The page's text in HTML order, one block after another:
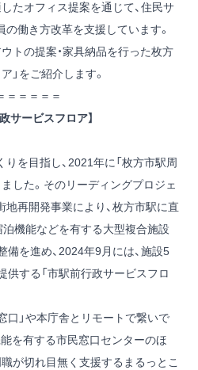
たオフィス提案を通じて、住民サ
働き方改革を支援しています。
トの提案・家具納品を行った枚方
」をご紹介します。
＝＝＝＝＝
サービスフロア】
を目指し、2021年に「枚方市駅周
した。そのリーディングプロジェ
再開発事業により、枚方市駅に直
泊機能などを有する大型複合施設
備を進め、2024年9月には、施設5
供する「市駅前行政サービスフロ
口」や本庁舎とリモートで繋いで
を有する市民窓口センターのほ
が切れ目無く支援するまるっとこ